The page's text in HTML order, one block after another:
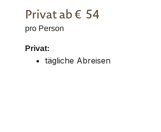
Privatab € 54
pro Person
Privat:
tägliche Abreisen